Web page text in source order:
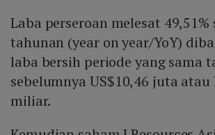
Laba perseroan melesat 49,51%
tahunan (year on year/YoY)
laba bersih periode yang sama
sebelumnya US$10,46 juta atau
miliar.